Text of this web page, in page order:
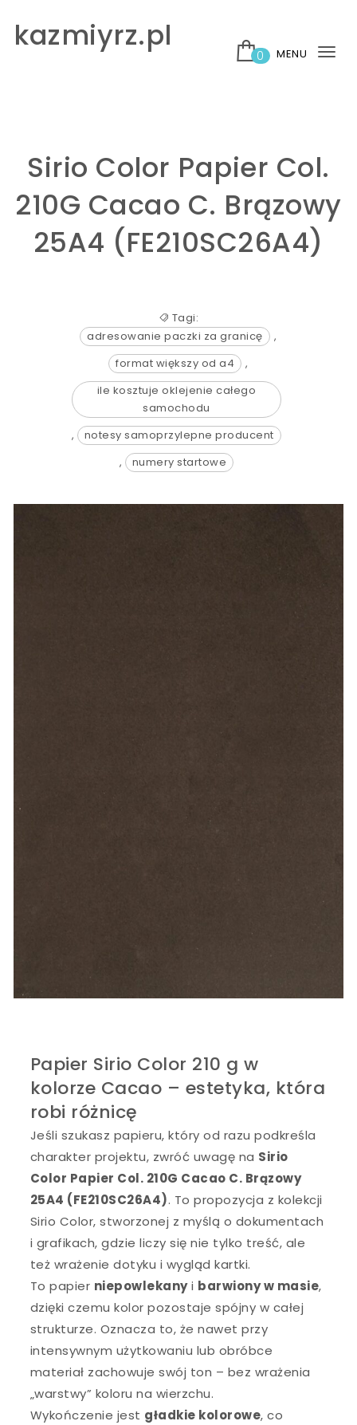
kazmiyrz.pl
0 MENU
Sirio Color Papier Col.
210G Cacao C. Brązowy
25A4 (FE210SC26A4)
Tagi:
adresowanie paczki za granicę
,
format większy od a4
,
ile kosztuje oklejenie całego
samochodu
,
notesy samoprzylepne producent
,
numery startowe
Papier Sirio Color 210 g w
kolorze Cacao – estetyka, która
robi różnicę
Jeśli szukasz papieru, który od razu podkreśla
charakter projektu, zwróć uwagę na Sirio
Color Papier Col. 210G Cacao C. Brązowy
25A4 (FE210SC26A4). To propozycja z kolekcji
Sirio Color, stworzonej z myślą o dokumentach
i grafikach, gdzie liczy się nie tylko treść, ale
też wrażenie dotyku i wygląd kartki.
To papier niepowlekanyi barwiony w masie,
dzięki czemu kolor pozostaje spójny w całej
strukturze. Oznacza to, że nawet przy
intensywnym użytkowaniu lub obróbce
materiał zachowuje swój ton – bez wrażenia
„warstwy” koloru na wierzchu.
Wykończenie jest gładkie kolorowe, co